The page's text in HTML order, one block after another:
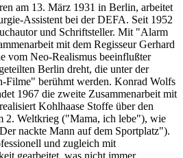
am 13. März 1931 in Berlin, arbeitet
Assistent bei der DEFA. Seit 1952
und Schriftsteller. Mit "Alarm
mit dem Regisseur Gerhard
vom Neo-Realismus beeinflußter
Berlin dreht, die unter der
Filme" berühmt werden. Konrad Wolfs
1967 die zweite Zusammenarbeit mit
Kohlhaase Stoffe über den
2. Weltkrieg ("Mama, ich lebe"), wie
nackte Mann auf dem Sportplatz").
und zugleich mit
gearbeitet, was nicht immer